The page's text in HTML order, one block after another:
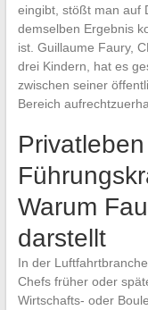
eingibt, stößt man auf
demselben Ergebnis
ist. Guillaume Faury,
drei Kindern, hat es
zwischen seiner
Bereich
Warum
darstellt
In der
Chefs früher oder
Wirtschafts- oder